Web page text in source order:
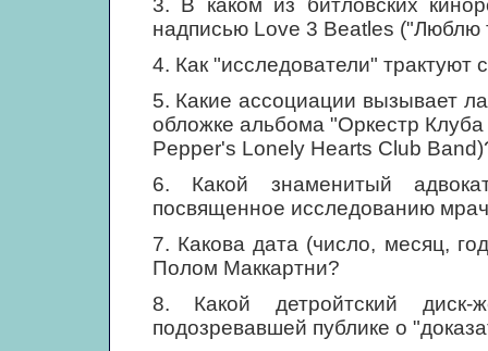
3. В каком из битловских
надписью Love 3 Beatles ("Люблю
4. Как "исследователи" трактуют
5. Какие ассоциации вызывает
обложке альбома "Оркестр
Pepper's Lonely Hearts Club
6. Какой знаменитый
посвященное исследованию
7. Какова дата (число, месяц,
Полом Маккартни?
8. Какой детройтский
подозревавшей публике о